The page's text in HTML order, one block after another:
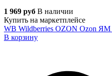
1 969 руб В наличии
Купить на маркетплейсе
WB Wildberries OZON Ozon ЯМ
В корзину